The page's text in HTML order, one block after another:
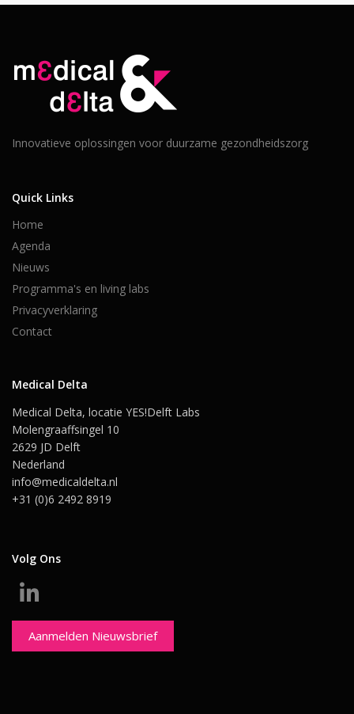
Innovatieve oplossingen voor duurzame gezondheidszorg
Quick Links
Home
Agenda
Nieuws
Programma's en living labs
Privacyverklaring
Contact
Medical Delta
Medical Delta, locatie YES!Delft Labs
Molengraaffsingel 10
2629 JD Delft
Nederland
info@medicaldelta.nl
+31 (0)6 2492 8919
Volg Ons
Aanmelden Nieuwsbrief